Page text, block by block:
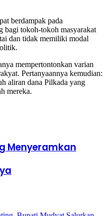
berdampak pada
bagi tokoh-tokoh masyarakat
dan tidak memiliki modal
mempertontonkan varian
Pertanyaannya kemudian:
aliran dana Pilkada yang
mereka.
Menyeramkan